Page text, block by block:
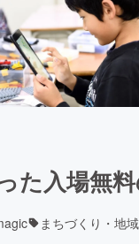
た入場無
まちづくり・地